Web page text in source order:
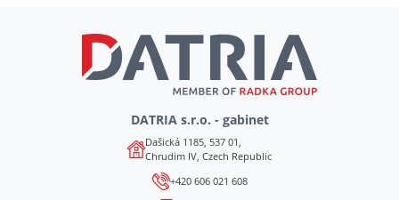
DATRIA s.r.o. - gabinet
Dašická 1185, 537 01,
Chrudim IV, Czech Republic
+420 606 021 608